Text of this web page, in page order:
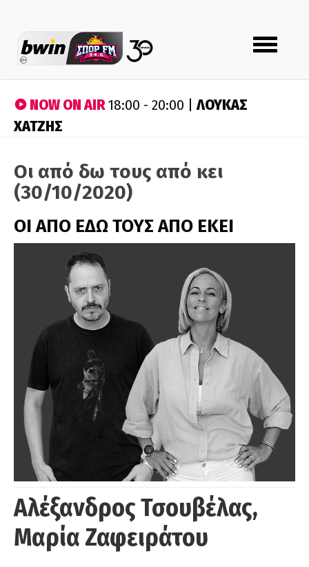
Toggle
navigation
NOW ON AIR18:00 - 20:00 |ΛΟΥΚΑΣ
ΧΑΤΖΗΣ
Οι από δω τους από κει
(30/10/2020)
ΟΙ ΑΠΟ ΕΔΩ ΤΟΥΣ ΑΠΟ ΕΚΕΙ
Αλέξανδρος Τσουβέλας,
Μαρία Ζαφειράτου